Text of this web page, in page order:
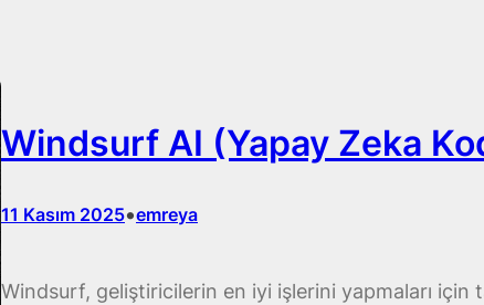
Windsurf AI (Yapay Zeka
11 Kasım 2025•emreya
Windsurf, geliştiricilerin en iyi işlerini yapmaları için